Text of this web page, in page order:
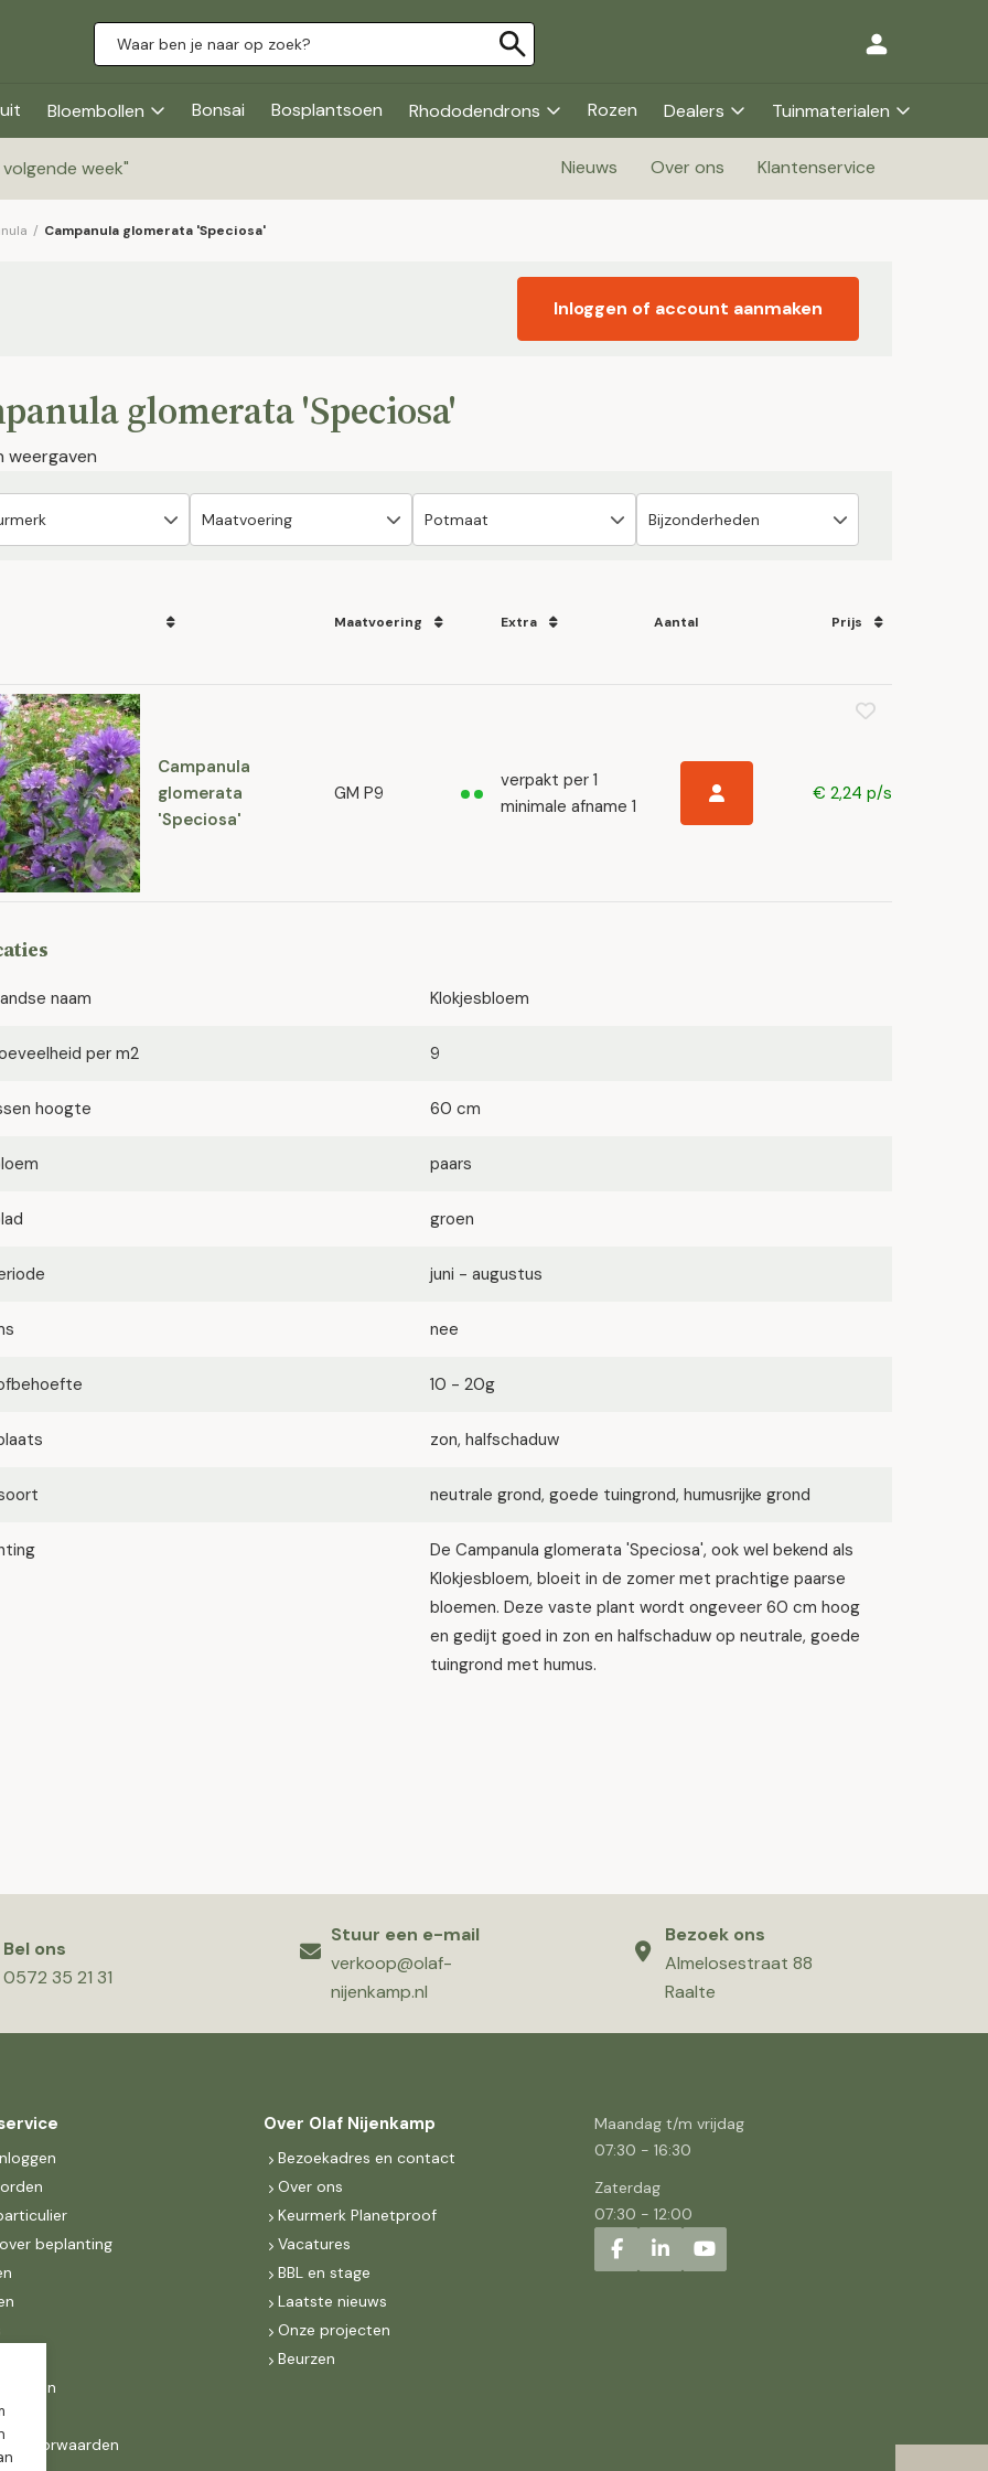
Bloembollen Bonsai Bosplantsoen Rhododendrons Rozen Dealers Tuinmaterialen
week" Nieuws Over ons Klantenservice
/ Campanula glomerata 'Speciosa'
Inloggen of account aanmaken
glomerata 'Speciosa'
weergaven
Maatvoering Extra Aantal Prijs
Campanula
glomerata
'Speciosa'
GM P9
verpakt per 1
minimale afname 1
€ 2,24 p/s
naam Klokjesbloem
per m2 9
hoogte 60 cm
paars
groen
juni - augustus
nee
10 - 20g
zon, halfschaduw
neutrale grond, goede tuingrond, humusrijke grond
De Campanula glomerata 'Speciosa', ook wel bekend als
Klokjesbloem, bloeit in de zomer met prachtige paarse
bloemen. Deze vaste plant wordt ongeveer 60 cm hoog
en gedijt goed in zon en halfschaduw op neutrale, goede
tuingrond met humus.
Bel ons
0572 35 21 31
Stuur een e-mail
verkoop@olaf-
nijenkamp.nl
Bezoek ons
Almelosestraat 88
Raalte
beplanting
Groen
voorwaarden
Over Olaf Nijenkamp
Bezoekadres en contact
Over ons
Keurmerk Planetproof
Vacatures
BBL en stage
Laatste nieuws
Onze projecten
Beurzen
Maandag t/m vrijdag
07:30 - 16:30
Zaterdag
07:30 - 12:00